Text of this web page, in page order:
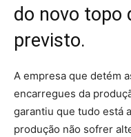
do novo topo
previsto.
A empresa que detém
encarregues da
garantiu que tudo está
produção não sofrer